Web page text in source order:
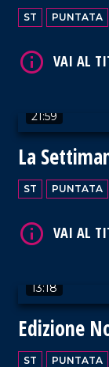
ST PUNTATA
21:59
La
ST PUNTATA
13:18
Edizione
ST PUNTATA
VAI AL TITOLO
VAI AL TITOLO
VAI AL TITOLO